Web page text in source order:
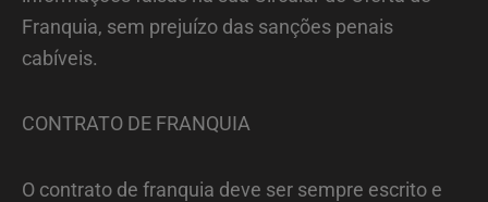
Franquia, sem prejuízo das sanções penais
cabíveis.
CONTRATO DE FRANQUIA
O contrato de franquia deve ser sempre escrito e